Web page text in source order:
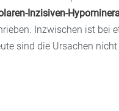
Inzisiven-
Inzwischen ist bei
sind die Ursachen